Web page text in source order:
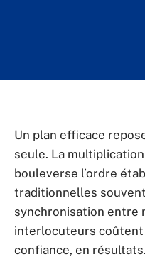
Un plan efficace
seule. La
bouleverse l’ordre
traditionnelles
synchronisation entre
interlocuteurs coûtent
confiance, en résultats.